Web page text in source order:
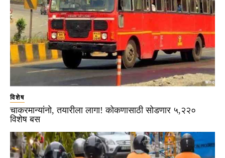
विशेष
चाकरमान्यांनो, तयारीला लागा! कोकणासाठी सोडणार ५,२२०
विशेष बस